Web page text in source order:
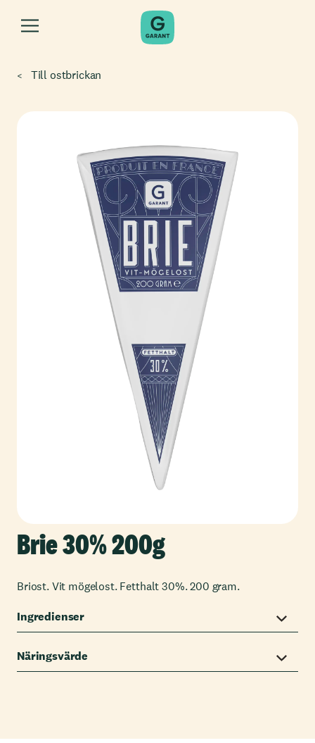
Till ostbrickan
Brie 30% 200g
Briost. Vit mögelost. Fetthalt 30%. 200 gram.
Ingredienser
Näringsvärde